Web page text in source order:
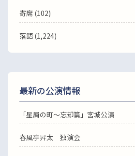
寄席 (102)
落語(1,224)
最新の公演情報
「星屑の町～忘却篇」宮城公演
春風亭昇太 独演会